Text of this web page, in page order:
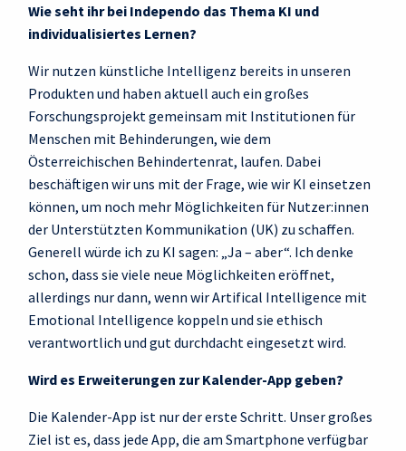
Wie seht ihr bei Independo das Thema KI und
individualisiertes Lernen?
Wir nutzen künstliche Intelligenz bereits in unseren
Produkten und haben aktuell auch ein großes
Forschungsprojekt gemeinsam mit Institutionen für
Menschen mit Behinderungen, wie dem
Österreichischen Behindertenrat, laufen. Dabei
beschäftigen wir uns mit der Frage, wie wir KI einsetzen
können, um noch mehr Möglichkeiten für Nutzer:innen
der Unterstützten Kommunikation (UK) zu schaffen.
Generell würde ich zu KI sagen: „Ja – aber“. Ich denke
schon, dass sie viele neue Möglichkeiten eröffnet,
allerdings nur dann, wenn wir Artifical Intelligence mit
Emotional Intelligence koppeln und sie ethisch
verantwortlich und gut durchdacht eingesetzt wird.
Wird es Erweiterungen zur Kalender-App geben?
Die Kalender-App ist nur der erste Schritt. Unser großes
Ziel ist es, dass jede App, die am Smartphone verfügbar